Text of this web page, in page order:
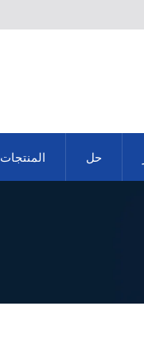
المنتجات حل